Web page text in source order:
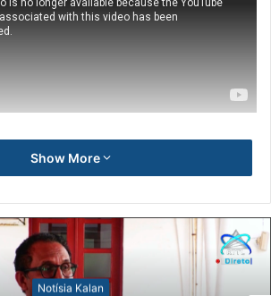
Show More
Notísia Kalan